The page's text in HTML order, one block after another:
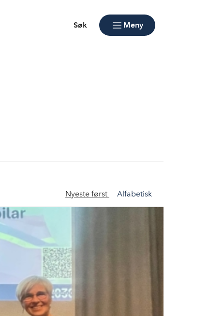
Søk Meny
Nyeste først
Alfabetisk